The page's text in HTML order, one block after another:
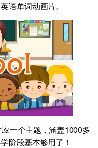
语单词动画片。
一个主题，涵盖1000多
阶段基本够用了！